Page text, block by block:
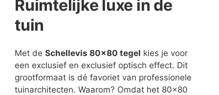
Ruimtelijke luxe in de
tuin
Met de Schellevis 80x80 tegel kies je voor
een exclusief en exclusief optisch effect. Dit
grootformaat is dé favoriet van professionele
tuinarchitecten. Waarom? Omdat het 80x80